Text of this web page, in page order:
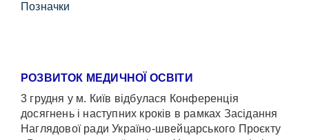
Позначки
РОЗВИТОК МЕДИЧНОЇ ОСВІТИ
3 грудня у м. Київ відбулася Конференція
досягнень і наступних кроків в рамках Засідання
Наглядової ради Україно-швейцарського Проєкту